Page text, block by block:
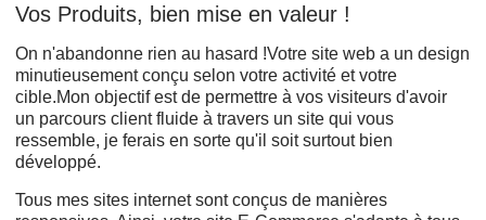
Vos Produits, bien mise en valeur !
On n'abandonne rien au hasard !Votre site web a un design
minutieusement conçu selon votre activité et votre
cible.Mon objectif est de permettre à vos visiteurs d'avoir
un parcours client fluide à travers un site qui vous
ressemble, je ferais en sorte qu'il soit surtout bien
développé.
Tous mes sites internet sont conçus de manières